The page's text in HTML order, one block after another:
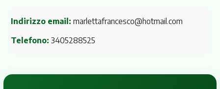
Indirizzo email: marlettafrancesco@hotmail.com
Telefono: 3405288525